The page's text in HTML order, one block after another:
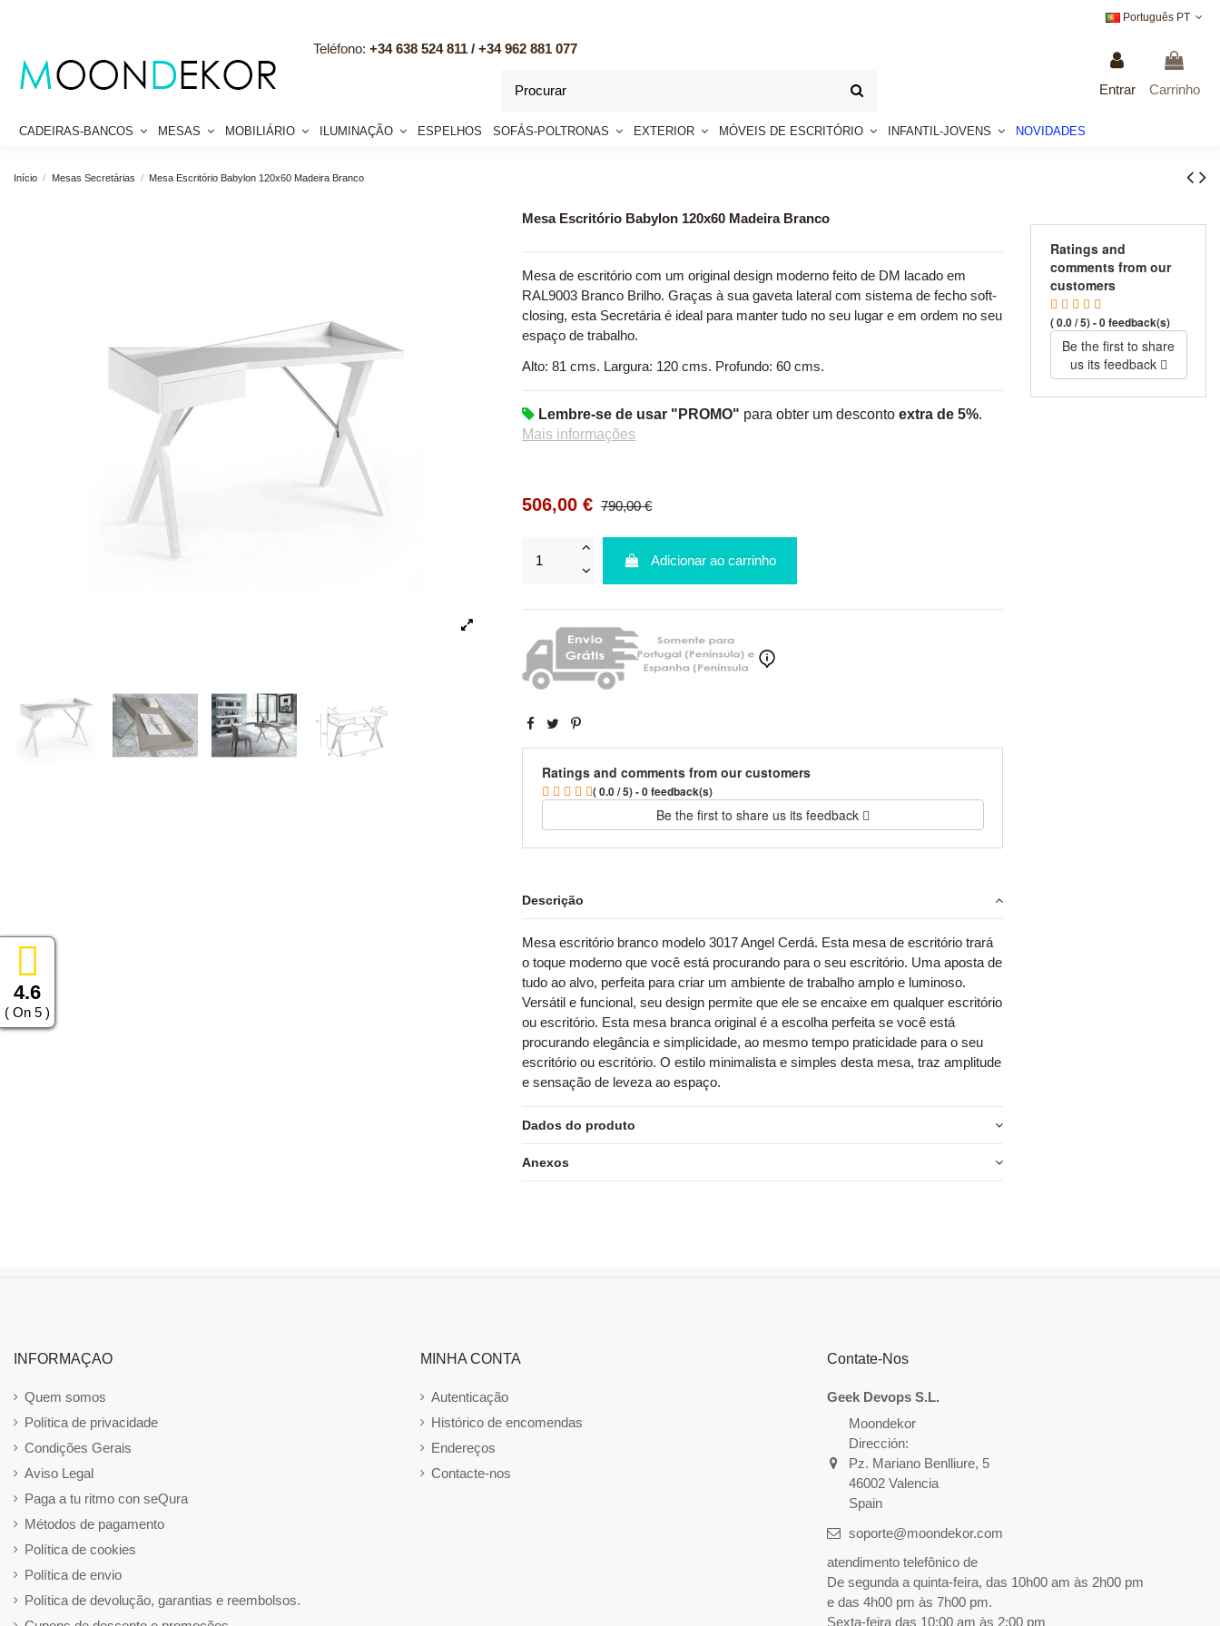
4.6
( On 5 )
Português PT
Teléfono: +34 638 524 811 / +34 962 881 077
Entrar Carrinho
CADEIRAS-BANCOS MESAS MOBILIÁRIO ILUMINAÇÃO ESPELHOS SOFÁS-POLTRONAS EXTERIOR MÓVEIS DE ESCRITÓRIO INFANTIL-JOVENS NOVIDADES
Início Mesas Secretárias Mesa Escritório Babylon 120x60 Madeira Branco
Mesa Escritório Babylon 120x60 Madeira Branco
Mesa de escritório com um original design moderno feito de DM lacado em
RAL9003 Branco Brilho. Graças à sua gaveta lateral com sistema de fecho soft-
closing, esta Secretária é ideal para manter tudo no seu lugar e em ordem no seu
espaço de trabalho.
Alto: 81 cms. Largura: 120 cms. Profundo: 60 cms.
Lembre-se de usar "PROMO" para obter um desconto extra de 5%.
Mais informações
506,00 € 790,00 €
Adicionar ao carrinho
Ratings and comments from our customers
( 0.0 / 5) - 0 feedback(s)
Be the first to share us its feedback
Descrição
Mesa escritório branco modelo 3017 Angel Cerdá. Esta mesa de escritório trará
o toque moderno que você está procurando para o seu escritório. Uma aposta de
tudo ao alvo, perfeita para criar um ambiente de trabalho amplo e luminoso.
Versátil e funcional, seu design permite que ele se encaixe em qualquer escritório
ou escritório. Esta mesa branca original é a escolha perfeita se você está
procurando elegância e simplicidade, ao mesmo tempo praticidade para o seu
escritório ou escritório. O estilo minimalista e simples desta mesa, traz amplitude
e sensação de leveza ao espaço.
Dados do produto
Anexos
Ratings and
comments from our
customers
( 0.0 / 5) - 0 feedback(s)
Be the first to share
us its feedback
INFORMAÇAO
Quem somos
Política de privacidade
Condições Gerais
Aviso Legal
Paga a tu ritmo con seQura
Métodos de pagamento
Política de cookies
Política de envio
Política de devolução, garantias e reembolsos.
MINHA CONTA
Autenticação
Histórico de encomendas
Endereços
Contacte-nos
Contate-Nos
Geek Devops S.L.
Moondekor
Dirección:
Pz. Mariano Benlliure, 5
46002 Valencia
Spain
soporte@moondekor.com
atendimento telefônico de
De segunda a quinta-feira, das 10h00 am às 2h00 pm
e das 4h00 pm às 7h00 pm.
Sexta-feira das 10:00 am às 2:00 pm